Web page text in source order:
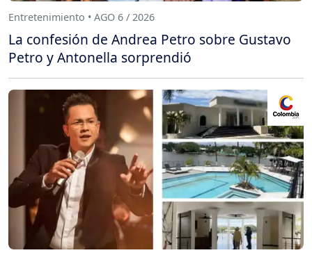
Entretenimiento • AGO 6 / 2026
La confesión de Andrea Petro sobre Gustavo
Petro y Antonella sorprendió